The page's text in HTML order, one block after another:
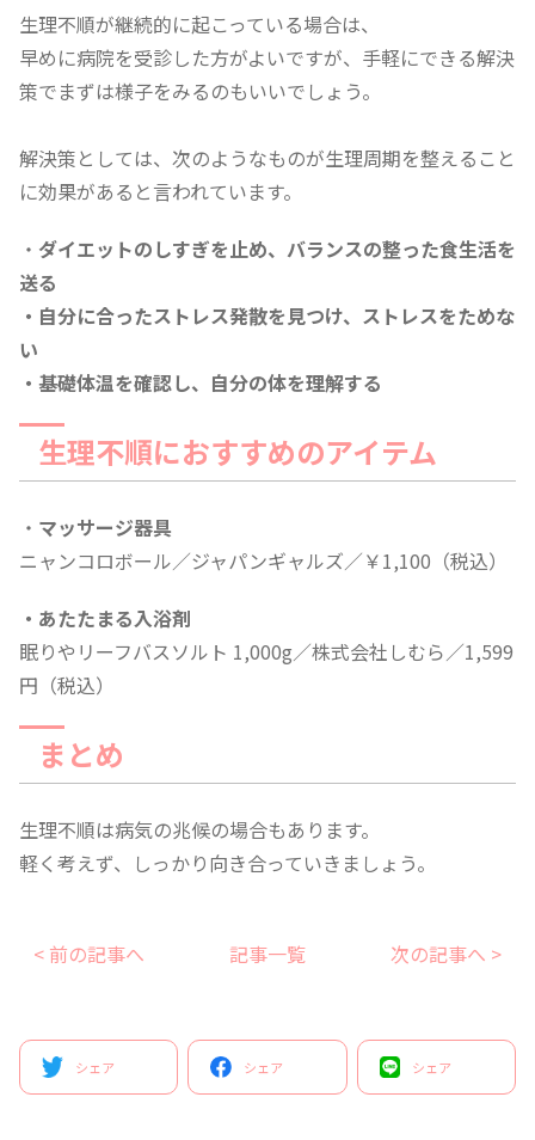
生理不順が継続的に起こっている場合は、
早めに病院を受診した方がよいですが、手軽にできる解決
策でまずは様子をみるのもいいでしょう。
解決策としては、次のようなものが生理周期を整えること
に効果があると言われています。
・ ダイエットのしすぎを止め、バランスの整った食生活を
送る
・自分に合ったストレス発散を見つけ、ストレスをためな
い
・基礎体温を確認し、自分の体を理解する
生理不順におすすめのアイテム
・ マッサージ器具
ニャンコロボール／ジャパンギャルズ／￥1,100（税込）
・あたたまる入浴剤
眠りやリーフバスソルト 1,000g／株式会社しむら／1,599
円（税込）
まとめ
生理不順は病気の兆候の場合もあります。
軽く考えず、しっかり向き合っていきましょう。
< 前の記事へ 記事一覧 次の記事へ >
シェア シェア シェア